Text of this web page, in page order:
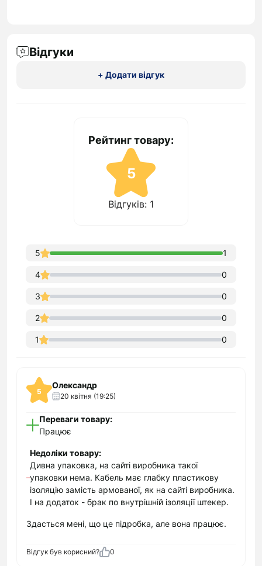
Відгуки
+ Додати відгук
Рейтинг товару:
5
Відгуків: 1
5 1
4 0
3 0
2 0
1 0
5
Олександр
20 квітня (19:25)
Переваги товару:
Працює
Недоліки товару:
Дивна упаковка, на сайті виробника такої
упаковки нема. Кабель має глабку пластикову
ізоляцію замість армованої, як на сайті виробника.
І на додаток - брак по внутрішній ізоляції штекер.
Здасться мені, що це підробка, але вона працює.
Відгук був корисний? 0